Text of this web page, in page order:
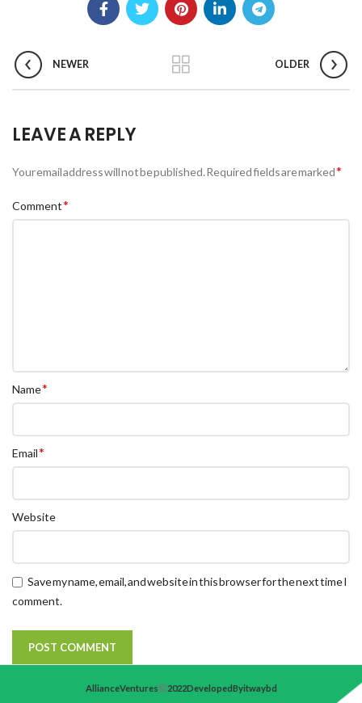
NEWER OLDER
LEAVE A REPLY
Your email address will not be published.Required fields are marked*
Comment*
Name*
Email*
Website
Save my name, email, and website in this browser for the next time I
comment.
Alliance Ventures 2022 Developed By itwaybd